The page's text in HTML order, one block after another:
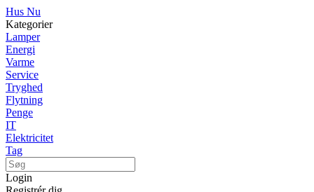
Hus Nu
Kategorier
Lamper
Energi
Varme
Service
Tryghed
Flytning
Penge
IT
Elektricitet
Tag
Login